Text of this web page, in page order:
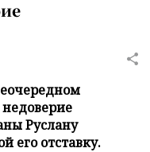
Руслану
его отставку.